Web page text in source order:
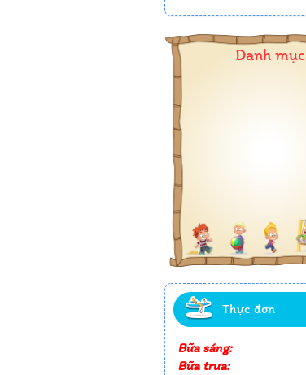
Danh mục
Thực đơn
Bữa sáng:
Bữa trưa: